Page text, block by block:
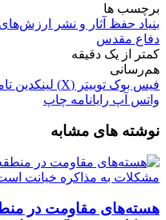
برچسب ها
بنیاد حفظ آثار و نشر
دفاع مقدس
کمتر از یک دقیقه
هم‌رسانی
فیس بوک توییتر (X) لینکدین
واتس آپ رایانامه چاپ
نوشته های مشابه
هسته‌های مقاومت در